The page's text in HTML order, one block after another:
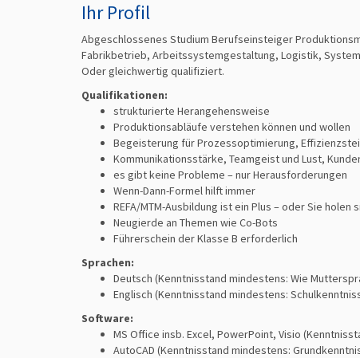
Ihr Profil
Abgeschlossenes Studium Berufseinsteiger
Fabrikbetrieb, Arbeitssystemgestaltung, Logistik,
Oder gleichwertig qualifiziert.
Qualifikationen:
strukturierte Herangehensweise
Produktionsabläufe verstehen können und wollen
Begeisterung für Prozessoptimierung,
Kommunikationsstärke, Teamgeist und Lust,
es gibt keine Probleme – nur Herausforderungen
Wenn-Dann-Formel hilft immer
REFA/MTM-Ausbildung ist ein Plus – oder Sie
Neugierde an Themen wie Co-Bots
Führerschein der Klasse B erforderlich
Sprachen:
Deutsch (Kenntnisstand mindestens: Wie
Englisch (Kenntnisstand mindestens:
Software:
MS Office insb. Excel, PowerPoint, Visio
AutoCAD (Kenntnisstand mindestens: